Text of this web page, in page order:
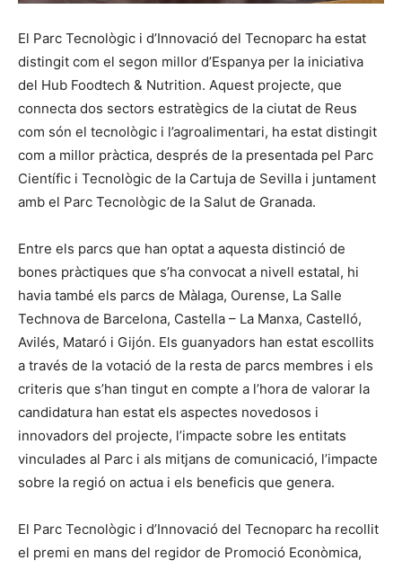
El Parc Tecnològic i d’Innovació del Tecnoparc ha estat
distingit com el segon millor d’Espanya per la iniciativa
del Hub Foodtech & Nutrition. Aquest projecte, que
connecta dos sectors estratègics de la ciutat de Reus
com són el tecnològic i l’agroalimentari, ha estat distingit
com a millor pràctica, després de la presentada pel Parc
Científic i Tecnològic de la Cartuja de Sevilla i juntament
amb el Parc Tecnològic de la Salut de Granada.
Entre els parcs que han optat a aquesta distinció de
bones pràctiques que s’ha convocat a nivell estatal, hi
havia també els parcs de Màlaga, Ourense, La Salle
Technova de Barcelona, Castella – La Manxa, Castelló,
Avilés, Mataró i Gijón. Els guanyadors han estat escollits
a través de la votació de la resta de parcs membres i els
criteris que s’han tingut en compte a l’hora de valorar la
candidatura han estat els aspectes novedosos i
innovadors del projecte, l’impacte sobre les entitats
vinculades al Parc i als mitjans de comunicació, l’impacte
sobre la regió on actua i els beneficis que genera.
El Parc Tecnològic i d’Innovació del Tecnoparc ha recollit
el premi en mans del regidor de Promoció Econòmica,